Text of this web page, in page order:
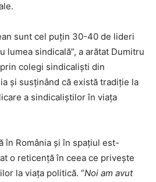
sunt cel puțin 30-40 de lideri
lumea sindicală”, a arătat Dumitru
colegi sindicaliști din
și susținând că există tradiție la
a sindicaliștilor în viața
în România și în spațiul est-
o reticență în ceea ce privește
la viața politică. ”Noi am avut